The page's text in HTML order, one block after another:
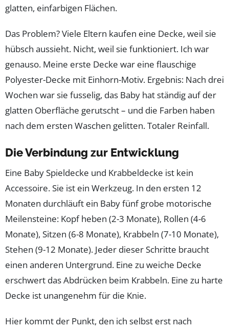
glatten, einfarbigen Flächen.
Das Problem? Viele Eltern kaufen eine Decke, weil sie
hübsch aussieht. Nicht, weil sie funktioniert. Ich war
genauso. Meine erste Decke war eine flauschige
Polyester-Decke mit Einhorn-Motiv. Ergebnis: Nach drei
Wochen war sie fusselig, das Baby hat ständig auf der
glatten Oberfläche gerutscht – und die Farben haben
nach dem ersten Waschen gelitten. Totaler Reinfall.
Die Verbindung zur Entwicklung
Eine Baby Spieldecke und Krabbeldecke ist kein
Accessoire. Sie ist ein Werkzeug. In den ersten 12
Monaten durchläuft ein Baby fünf grobe motorische
Meilensteine: Kopf heben (2-3 Monate), Rollen (4-6
Monate), Sitzen (6-8 Monate), Krabbeln (7-10 Monate),
Stehen (9-12 Monate). Jeder dieser Schritte braucht
einen anderen Untergrund. Eine zu weiche Decke
erschwert das Abdrücken beim Krabbeln. Eine zu harte
Decke ist unangenehm für die Knie.
Hier kommt der Punkt, den ich selbst erst nach